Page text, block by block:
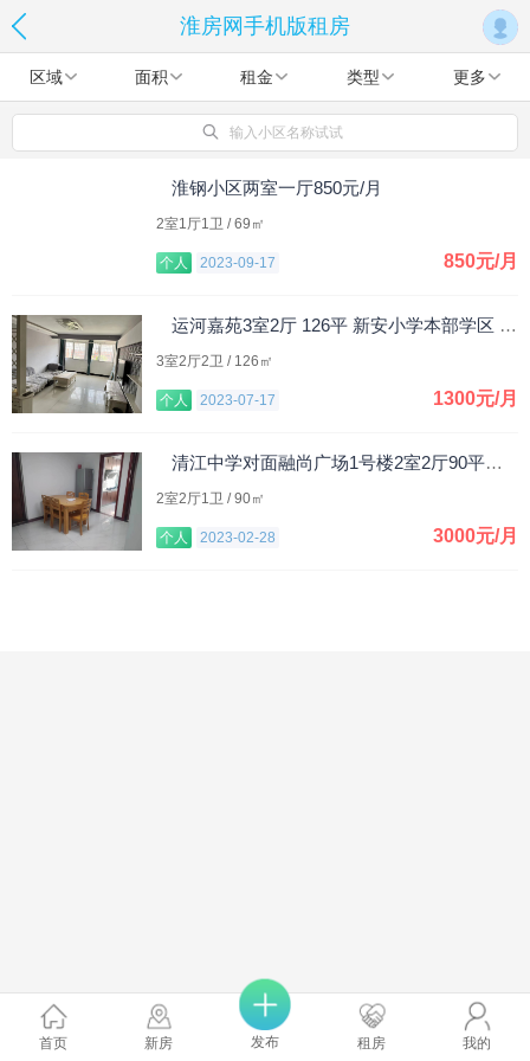
淮房网手机版租房
区域 面积 租金 类型 更多
输入小区名称试试
淮钢小区两室一厅850元/月
2室1厅1卫 / 69㎡
个人 2023-09-17 850元/月
运河嘉苑3室2厅 126平 新安小学本部学区 1300元/月
3室2厅2卫 / 126㎡
个人 2023-07-17 1300元/月
清江中学对面融尚广场1号楼2室2厅90平米，整租。
2室2厅1卫 / 90㎡
个人 2023-02-28 3000元/月
首页 新房 发布 租房 我的